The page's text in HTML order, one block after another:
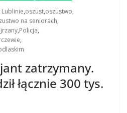
Lublinie,oszust,oszustwo,
na seniorach,
,Policja,
,
zatrzymany.
łącznie 300 tys.